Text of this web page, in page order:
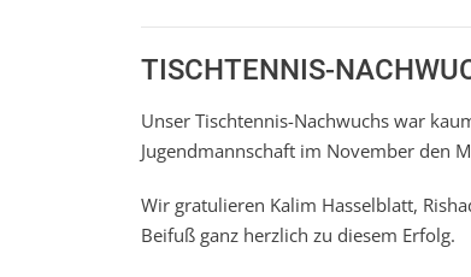
TISCHTENNIS-
Unser Tischtennis-Nachwuchs war
Jugendmannschaft im November den
Wir gratulieren Kalim Hasselblatt,
Beifuß ganz herzlich zu diesem Erfolg.